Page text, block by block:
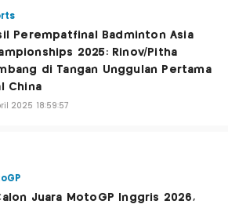
Perempatfinal Badminton Asia
2025: Rinov/Pitha
di Tangan Unggulan Pertama
China
2025 18:59:57
Juara MotoGP Inggris 2026,